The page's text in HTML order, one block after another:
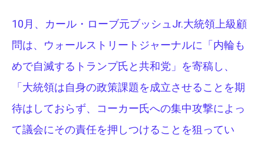
10月、カール・ローブ元ブッシュJr.大統領上級顧
問は、ウォールストリートジャーナルに「内輪も
めで自滅するトランプ氏と共和党」を寄稿し、
「大統領は自身の政策課題を成立させることを期
待はしておらず、コーカー氏への集中攻撃によっ
て議会にその責任を押しつけることを狙ってい